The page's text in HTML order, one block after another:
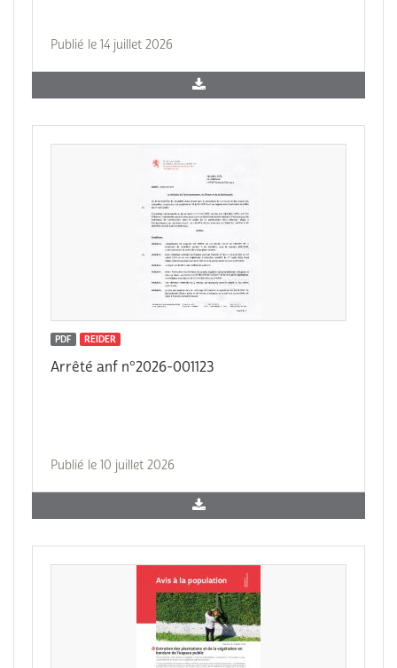
Publié le 14 juillet 2026
PDF REIDER
Arrêté anf n°2026-001123
Publié le 10 juillet 2026